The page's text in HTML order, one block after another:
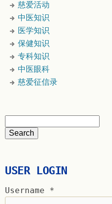
慈爱活动
中医知识
医学知识
保健知识
专科知识
中医眼科
慈爱征信录
USER LOGIN
Username *